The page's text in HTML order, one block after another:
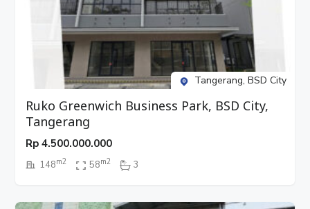
Tangerang, BSD City
Ruko Greenwich Business Park, BSD City,
Tangerang
Rp 4.500.000.000
148m2 58m2 3